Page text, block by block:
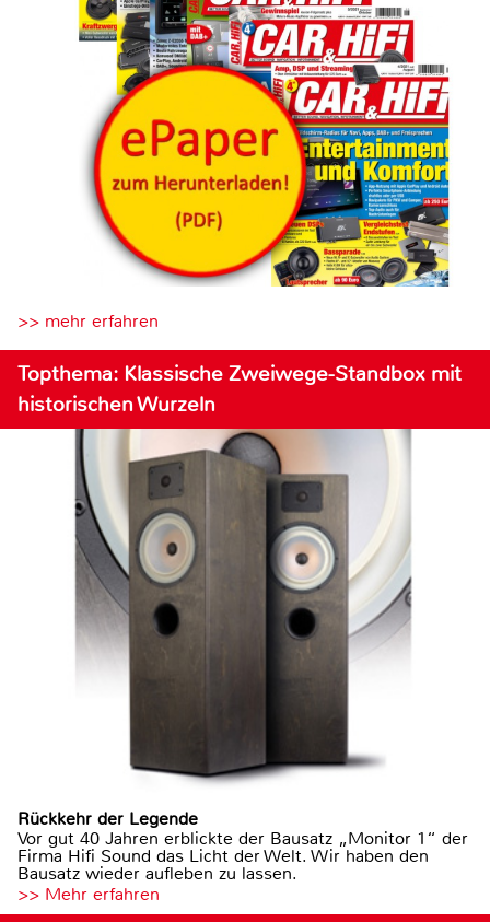
>> mehr erfahren
Topthema: Klassische Zweiwege-Standbox mit
historischen Wurzeln
Rückkehr der Legende
Vor gut 40 Jahren erblickte der Bausatz „Monitor 1“ der
Firma Hifi Sound das Licht der Welt. Wir haben den
Bausatz wieder aufleben zu lassen.
>> Mehr erfahren